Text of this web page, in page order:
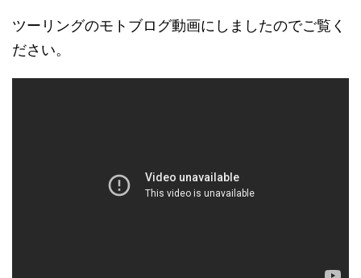
ツーリングのモトブログ動画にしましたのでご覧く
ださい。